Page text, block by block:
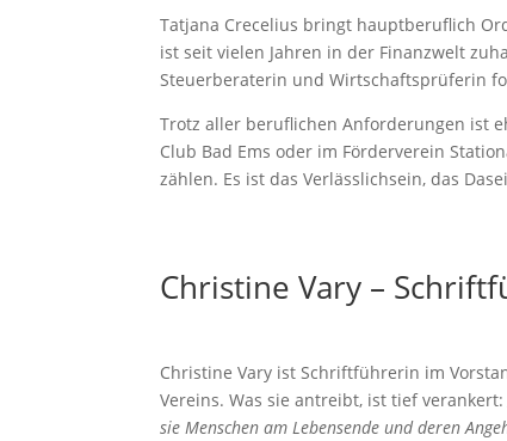
Tatjana Crecelius bringt hauptberuflich
ist seit vielen Jahren in der Finanzwelt
Steuerberaterin und Wirtschaftsprüferin
Trotz aller beruflichen Anforderungen ist
Club Bad Ems oder im Förderverein
zählen. Es ist das Verlässlichsein, das
Christine Vary –
Christine Vary ist Schriftführerin im
Vereins. Was sie antreibt, ist tief
sie Menschen am Lebensende und deren